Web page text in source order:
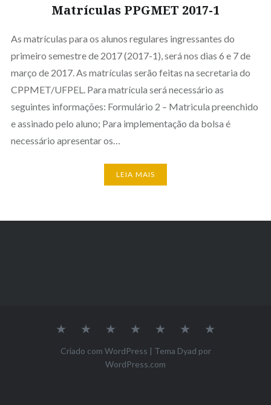
Matrículas PPGMET 2017-1
As matrículas para os alunos regulares ingressantes do
primeiro semestre de 2017 (2017-1), será nos dias 6 e 7 de
março de 2017. As matrículas serão feitas na secretaria do
CPPMET/UFPEL. Para matrícula será necessário as
seguintes informações: Formulário 2 – Matricula preenchido
e assinado pelo aluno; Para implementação da bolsa é
necessário apresentar os…
LEIA MAIS
Inicio
Graduação
Nossa PesquisaProjeto
Extensão
Editais
Criado com WordPress | Tema Dyad por
WordPress.com